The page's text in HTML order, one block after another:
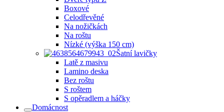
Boxové
Celodřevěné
Na nožičkách
Na roštu
Nízké (výška 150 cm)
Šatní lavičky
Latě z masivu
Lamino deska
Bez roštu
S roštem
S opěradlem a háčky
Domácnost